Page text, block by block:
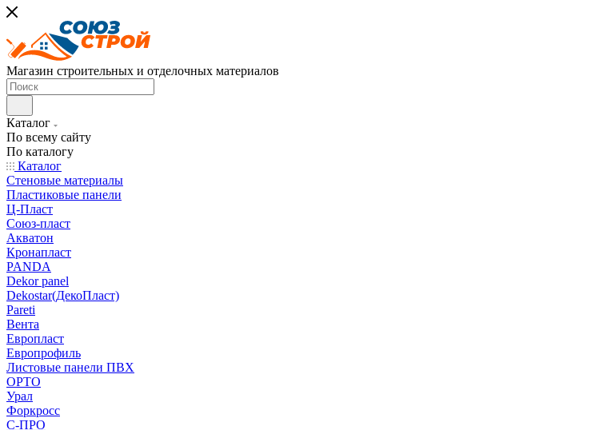
Магазин строительных и отделочных материалов
Каталог
По всему сайту
По каталогу
Каталог
Стеновые материалы
Пластиковые панели
Ц-Пласт
Союз-пласт
Акватон
Кронапласт
PANDA
Dekor panel
Dekostar(ДекоПласт)
Pareti
Вента
Европласт
Европрофиль
Листовые панели ПВХ
ОРТО
Урал
Форкросс
С-ПРО